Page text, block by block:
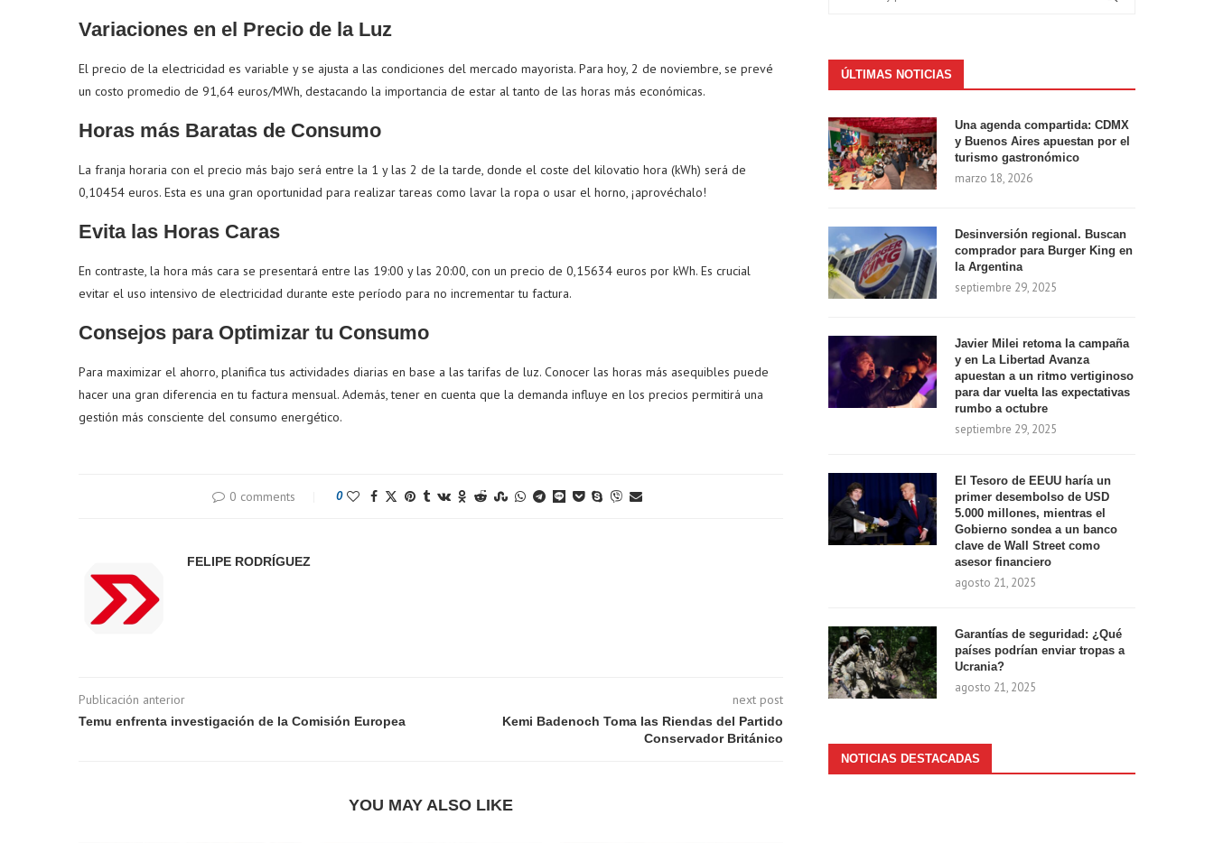
Variaciones en el Precio de la Luz
El precio de la electricidad es variable y se ajusta a las condiciones del mercado mayorista. Para hoy, 2 de noviembre, se prevé
un costo promedio de 91,64 euros/MWh, destacando la importancia de estar al tanto de las horas más económicas.
Horas más Baratas de Consumo
La franja horaria con el precio más bajo será entre la 1 y las 2 de la tarde, donde el coste del kilovatio hora (kWh) será de
0,10454 euros. Esta es una gran oportunidad para realizar tareas como lavar la ropa o usar el horno, ¡aprovéchalo!
Evita las Horas Caras
En contraste, la hora más cara se presentará entre las 19:00 y las 20:00, con un precio de 0,15634 euros por kWh. Es crucial
evitar el uso intensivo de electricidad durante este período para no incrementar tu factura.
Consejos para Optimizar tu Consumo
Para maximizar el ahorro, planifica tus actividades diarias en base a las tarifas de luz. Conocer las horas más asequibles puede
hacer una gran diferencia en tu factura mensual. Además, tener en cuenta que la demanda influye en los precios permitirá una
gestión más consciente del consumo energético.
0 comments 0
FELIPE RODRÍGUEZ
Publicación anterior
Temu enfrenta investigación de la Comisión Europea
next post
Kemi Badenoch Toma las Riendas del Partido
Conservador Británico
YOU MAY ALSO LIKE
ÚLTIMAS NOTICIAS
Una agenda compartida: CDMX
y Buenos Aires apuestan por el
turismo gastronómico
marzo 18, 2026
Desinversión regional. Buscan
comprador para Burger King en
la Argentina
septiembre 29, 2025
Javier Milei retoma la campaña
y en La Libertad Avanza
apuestan a un ritmo vertiginoso
para dar vuelta las expectativas
rumbo a octubre
septiembre 29, 2025
El Tesoro de EEUU haría un
primer desembolso de USD
5.000 millones, mientras el
Gobierno sondea a un banco
clave de Wall Street como
asesor financiero
agosto 21, 2025
Garantías de seguridad: ¿Qué
países podrían enviar tropas a
Ucrania?
agosto 21, 2025
NOTICIAS DESTACADAS